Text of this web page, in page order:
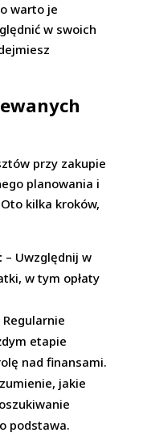
warto je
w swoich
przy zakupie
planowania i
kilka kroków,
– Uwzględnij w
w tym opłaty
Regularnie
etapie
nad finansami.
jakie
podstawa.